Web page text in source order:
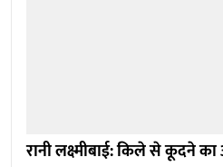
रानी लक्ष्मीबाई: किले से कूदने का